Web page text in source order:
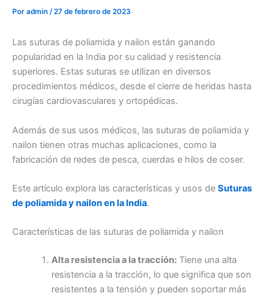
Por admin /27 de febrero de 2023
Las suturas de poliamida y nailon están ganando
popularidad en la India por su calidad y resistencia
superiores. Estas suturas se utilizan en diversos
procedimientos médicos, desde el cierre de heridas hasta
cirugías cardiovasculares y ortopédicas.
Además de sus usos médicos, las suturas de poliamida y
nailon tienen otras muchas aplicaciones, como la
fabricación de redes de pesca, cuerdas e hilos de coser.
Este artículo explora las características y usos de Suturas
de poliamida y nailon en la India.
Características de las suturas de poliamida y nailon
Alta resistencia a la tracción:Tiene una alta
resistencia a la tracción, lo que significa que son
resistentes a la tensión y pueden soportar más